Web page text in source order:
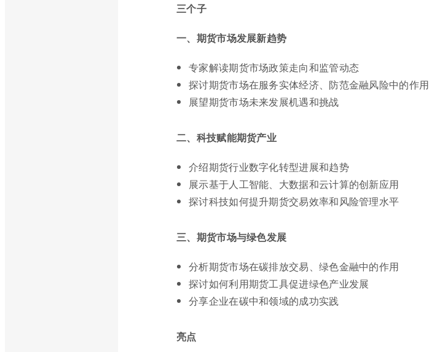
三个子
一、期货市场发展新趋势
专家解读期货市场政策走向和监管动态
探讨期货市场在服务实体经济、防范金融风险中的作用
展望期货市场未来发展机遇和挑战
二、科技赋能期货产业
介绍期货行业数字化转型进展和趋势
展示基于人工智能、大数据和云计算的创新应用
探讨科技如何提升期货交易效率和风险管理水平
三、期货市场与绿色发展
分析期货市场在碳排放交易、绿色金融中的作用
探讨如何利用期货工具促进绿色产业发展
分享企业在碳中和领域的成功实践
亮点